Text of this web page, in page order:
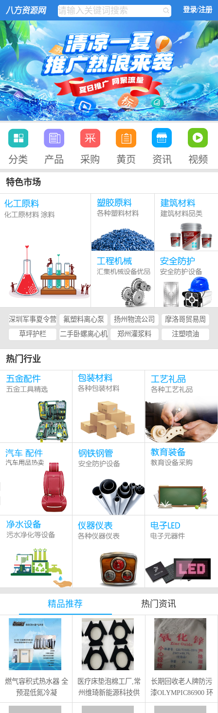
登录/注册
分类 产品 采购 黄页 资讯 视频
特色市场
深圳军事夏令营 氟塑料离心泵 扬州物流公司
摩洛哥贸易周
草坪护栏
二手卧螺离心机 郑州灌浆料 注塑喷油
热门行业
精品推荐 热门资讯
燃气容积式热水器 全
预混低氮冷凝
99KW400L
医疗床垫泡棉工厂,常
州维琦新能源科技供
应
长期回收老人牌防污
漆OLYMPIC86900 环
氧富锌底漆OGY